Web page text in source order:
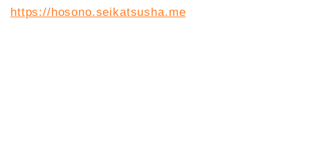
https://hosono.seikatsusha.me